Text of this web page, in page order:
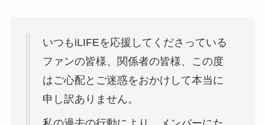
いつもiLIFEを応援してくださっている
ファンの皆様、関係者の皆様、この度
はご心配とご迷惑をおかけして本当に
申し訳ありません。